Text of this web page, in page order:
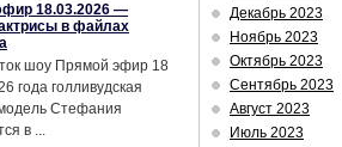
18.03.2026 —
в файлах
шоу Прямой эфир 18
года голливудская
Стефания
в ...
Декабрь 2023
Ноябрь 2023
Октябрь 2023
Сентябрь 2023
Август 2023
Июль 2023